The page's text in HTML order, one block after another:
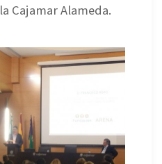
Cajamar Alameda.